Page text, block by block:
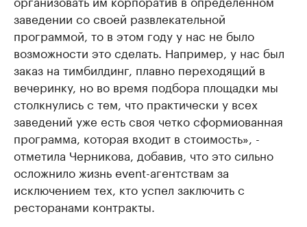
заведении со своей развлекательной
программой, то в этом году у нас не было
возможности это сделать. Например, у нас был
заказ на тимбилдинг, плавно переходящий в
вечеринку, но во время подбора площадки мы
столкнулись с тем, что практически у всех
заведений уже есть своя четко сформиованная
программа, которая входит в стоимость», -
отметила Черникова, добавив, что это сильно
осложнило жизнь event-агентствам за
исключением тех, кто успел заключить с
ресторанами контракты.